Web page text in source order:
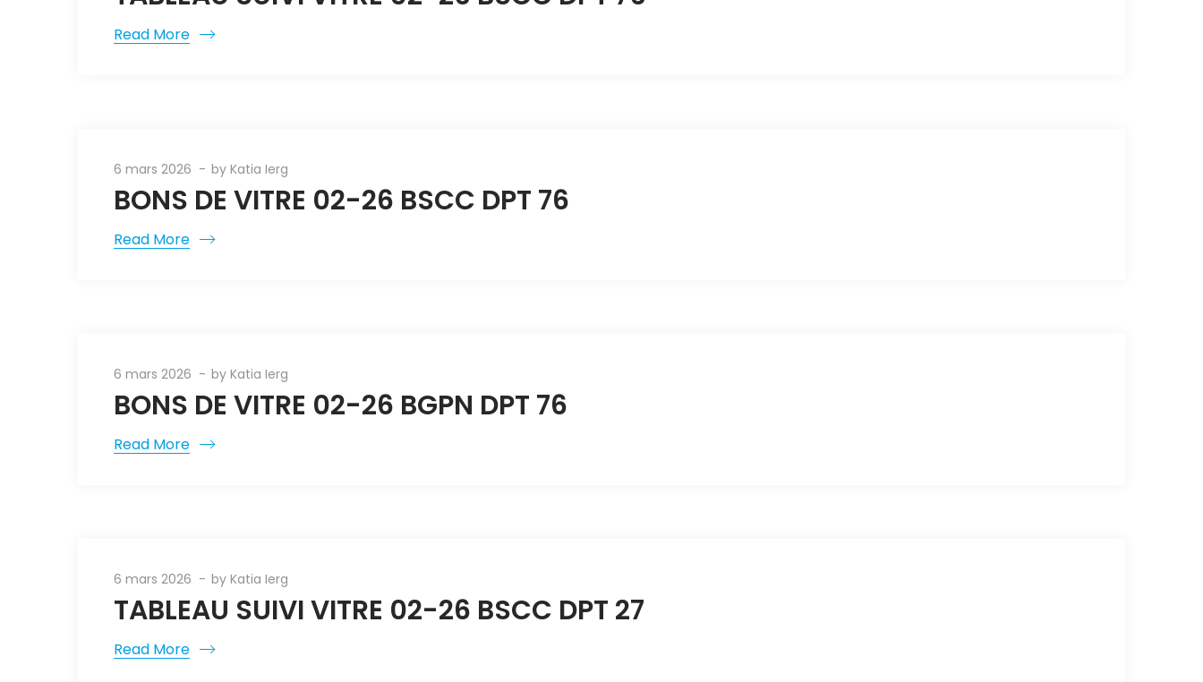
Read More
6 mars 2026 by Katia Ierg
BONS DE VITRE 02-26 BSCC DPT 76
Read More
6 mars 2026 by Katia Ierg
BONS DE VITRE 02-26 BGPN DPT 76
Read More
6 mars 2026 by Katia Ierg
TABLEAU SUIVI VITRE 02-26 BSCC DPT 27
Read More